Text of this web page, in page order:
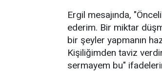
Ergil mesajında,
ederim. Bir miktar
bir şeyler yapmanın
Kişiliğimden taviz
sermayem bu"